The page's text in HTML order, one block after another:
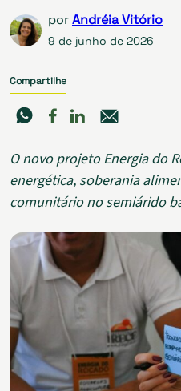
porAndréia Vitório
9 de junho de 2026
Compartilhe
O novo projeto Energia do
energética, soberania
comunitário no semiárido